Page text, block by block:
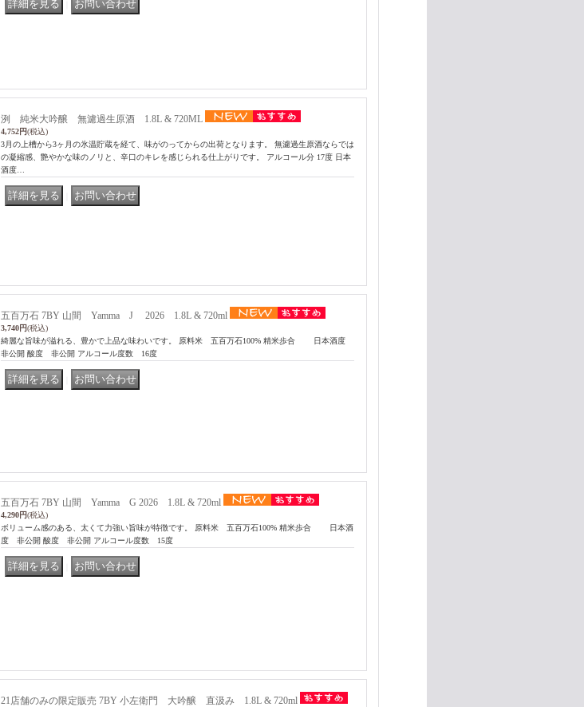
洌 純米大吟醸 無濾過生原酒 1.8L & 720ML
4,752円(税込)
3月の上槽から3ヶ月の氷温貯蔵を経て、味がのってからの出荷となります。 無濾過生原酒ならでは
の凝縮感、艶やかな味のノリと、辛口のキレを感じられる仕上がりです。 アルコール分 17度 日本
酒度…
五百万石 7BY 山間 Yamma J 2026 1.8L & 720ml
3,740円(税込)
綺麗な旨味が溢れる、豊かで上品な味わいです。 原料米 五百万石100% 精米歩合 日本酒度
非公開 酸度 非公開 アルコール度数 16度
五百万石 7BY 山間 Yamma G 2026 1.8L & 720ml
4,290円(税込)
ボリューム感のある、太くて力強い旨味が特徴です。 原料米 五百万石100% 精米歩合 日本酒
度 非公開 酸度 非公開 アルコール度数 15度
21店舗のみの限定販売 7BY 小左衛門 大吟醸 直汲み 1.8L & 720ml